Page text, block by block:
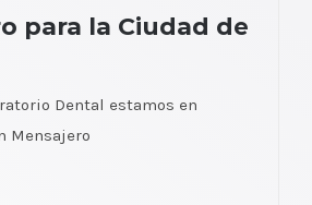
para la Ciudad de México
para la Ciudad de
Dental estamos en
Mensajero